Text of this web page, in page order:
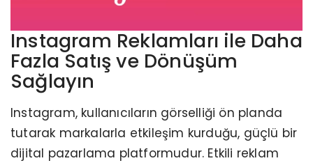
Instagram Reklamları ile Daha
Fazla Satış ve Dönüşüm
Sağlayın
Instagram, kullanıcıların görselliği ön planda
tutarak markalarla etkileşim kurduğu, güçlü bir
dijital pazarlama platformudur. Etkili reklam